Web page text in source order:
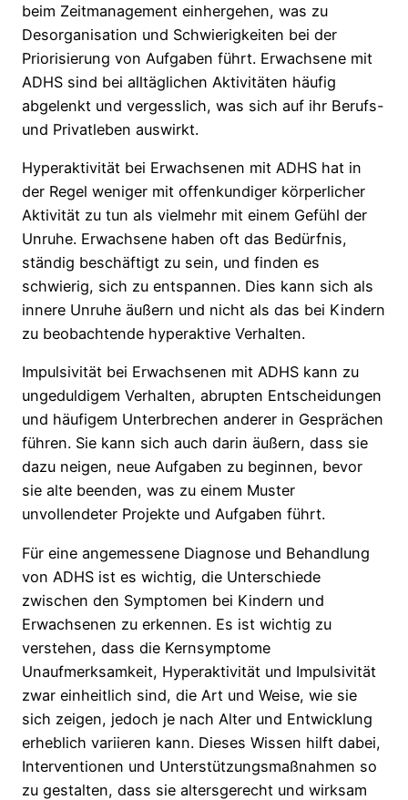
beim Zeitmanagement einhergehen, was zu
Desorganisation und Schwierigkeiten bei der
Priorisierung von Aufgaben führt. Erwachsene mit
ADHS sind bei alltäglichen Aktivitäten häufig
abgelenkt und vergesslich, was sich auf ihr Berufs-
und Privatleben auswirkt.
Hyperaktivität bei Erwachsenen mit ADHS hat in
der Regel weniger mit offenkundiger körperlicher
Aktivität zu tun als vielmehr mit einem Gefühl der
Unruhe. Erwachsene haben oft das Bedürfnis,
ständig beschäftigt zu sein, und finden es
schwierig, sich zu entspannen. Dies kann sich als
innere Unruhe äußern und nicht als das bei Kindern
zu beobachtende hyperaktive Verhalten.
Impulsivität bei Erwachsenen mit ADHS kann zu
ungeduldigem Verhalten, abrupten Entscheidungen
und häufigem Unterbrechen anderer in Gesprächen
führen. Sie kann sich auch darin äußern, dass sie
dazu neigen, neue Aufgaben zu beginnen, bevor
sie alte beenden, was zu einem Muster
unvollendeter Projekte und Aufgaben führt.
Für eine angemessene Diagnose und Behandlung
von ADHS ist es wichtig, die Unterschiede
zwischen den Symptomen bei Kindern und
Erwachsenen zu erkennen. Es ist wichtig zu
verstehen, dass die Kernsymptome
Unaufmerksamkeit, Hyperaktivität und Impulsivität
zwar einheitlich sind, die Art und Weise, wie sie
sich zeigen, jedoch je nach Alter und Entwicklung
erheblich variieren kann. Dieses Wissen hilft dabei,
Interventionen und Unterstützungsmaßnahmen so
zu gestalten, dass sie altersgerecht und wirksam